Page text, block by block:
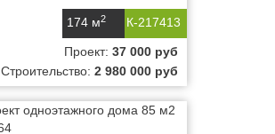
К-217413
174 м2
Проект: 37 000 руб
Строительство: 2 980 000 руб